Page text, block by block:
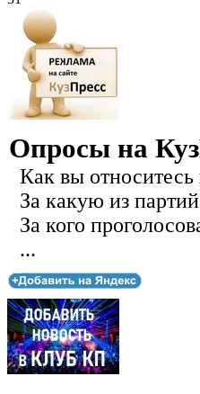
Опросы на
Как вы относитесь
За какую из
За кого
...